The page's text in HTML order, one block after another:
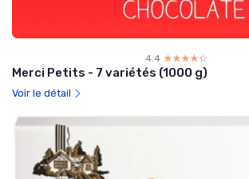
4.4 ☆☆☆☆☆
★★★★★
Merci Petits - 7 variétés (1000 g)
Voir le détail